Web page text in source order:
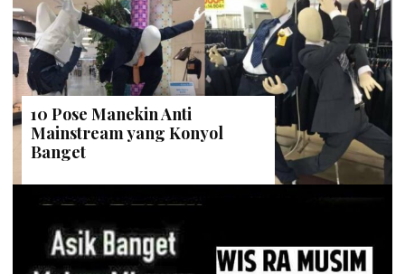
10 Pose Manekin Anti
Mainstream yang Konyol
Banget